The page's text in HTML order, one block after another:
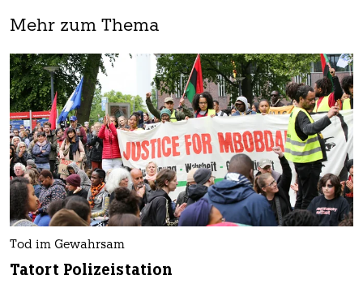
Mehr zum Thema
Tod im Gewahrsam
Tatort Polizeistation